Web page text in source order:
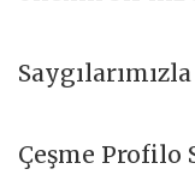
Saygılarımızla
Çeşme Profilo